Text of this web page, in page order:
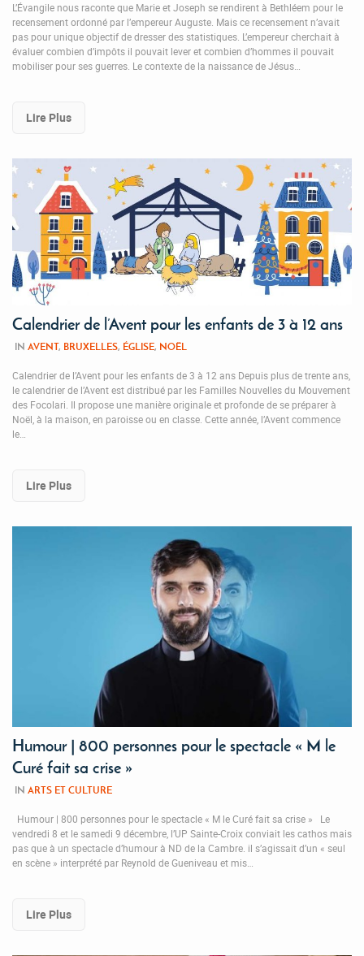
L’Évangile nous raconte que Marie et Joseph se rendirent à Bethléem pour le
recensement ordonné par l’empereur Auguste. Mais ce recensement n’avait
pas pour unique objectif de dresser des statistiques. L’empereur cherchait à
évaluer combien d’impôts il pouvait lever et combien d’hommes il pouvait
mobiliser pour ses guerres. Le contexte de la naissance de Jésus…
Lire Plus
Calendrier de l’Avent pour les enfants de 3 à 12 ans
IN AVENT, BRUXELLES, ÉGLISE, NOËL
Calendrier de l’Avent pour les enfants de 3 à 12 ans Depuis plus de trente ans,
le calendrier de l’Avent est distribué par les Familles Nouvelles du Mouvement
des Focolari. Il propose une manière originale et profonde de se préparer à
Noël, à la maison, en paroisse ou en classe. Cette année, l’Avent commence
le…
Lire Plus
Humour | 800 personnes pour le spectacle « M le
Curé fait sa crise »
IN ARTS ET CULTURE
Humour | 800 personnes pour le spectacle « M le Curé fait sa crise » Le
vendredi 8 et le samedi 9 décembre, l’UP Sainte-Croix conviait les cathos mais
pas que à un spectacle d’humour à ND de la Cambre. il s’agissait d’un « seul
en scène » interprété par Reynold de Gueniveau et mis…
Lire Plus